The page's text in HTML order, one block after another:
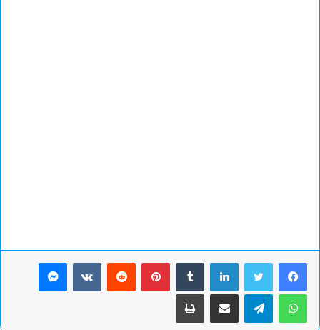
لينكدإن بينتيريست ماسنجر
واتساب تيلقرام مشاركة عبر البريد طباعة